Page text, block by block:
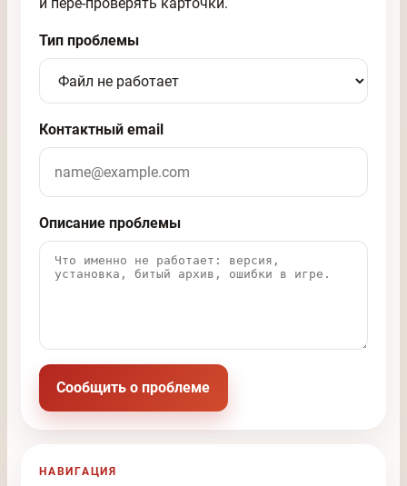
Тип проблемы
Контактный email
Описание проблемы
Сообщить о проблеме
НАВИГАЦИЯ